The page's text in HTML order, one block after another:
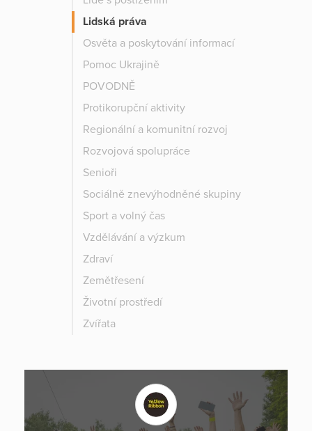
Lidská práva
Osvěta a poskytování informací
Pomoc Ukrajině
POVODNĚ
Protikorupční aktivity
Regionální a komunitní rozvoj
Rozvojová spolupráce
Senioři
Sociálně znevýhodněné skupiny
Sport a volný čas
Vzdělávání a výzkum
Zdraví
Zemětřesení
Životní prostředí
Zvířata